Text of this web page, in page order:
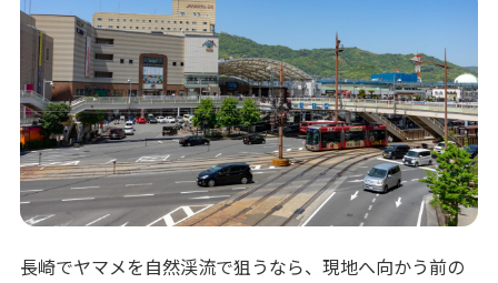
長崎でヤマメを自然渓流で狙うなら、現地へ向かう前の